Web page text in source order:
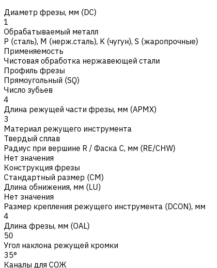
Диаметр фрезы, мм (DC)
1
Обрабатываемый металл
Р (сталь), M (нерж.сталь), K (чугун), S (жаропрочные)
Применяемость
Чистовая обработка нержавеющей стали
Профиль фрезы
Прямоугольный (SQ)
Число зубьев
4
Длина режущей части фрезы, мм (APMX)
3
Материал режущего инструмента
Твердый сплав
Радиус при вершине R / Фаска C, мм (RE/CHW)
Нет значения
Конструкция фрезы
Стандартный размер (CM)
Длина обнижения, мм (LU)
Нет значения
Размер крепления режущего инструмента (DCON), мм
4
Длина фрезы, мм (OAL)
50
Угол наклона режущей кромки
35°
Каналы для СОЖ